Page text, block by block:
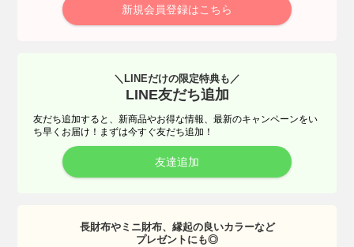
新規会員登録はこちら
＼LINEだけの限定特典も／
LINE友だち追加
友だち追加すると、新商品やお得な情報、最新のキャンペーンをい
ち早くお届け！まずは今すぐ友だち追加！
友達追加
長財布やミニ財布、縁起の良いカラーなど
プレゼントにも◎